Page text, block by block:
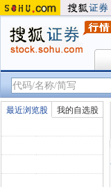
最近浏览股 我的自选股